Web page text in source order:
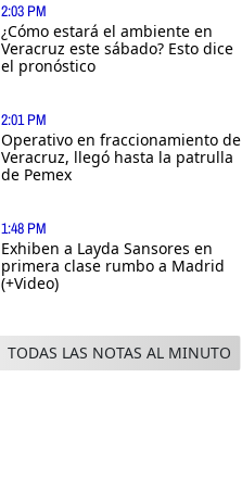
2:03 PM
¿Cómo estará el ambiente en
Veracruz este sábado? Esto dice
el pronóstico
2:01 PM
Operativo en fraccionamiento de
Veracruz, llegó hasta la patrulla
de Pemex
1:48 PM
Exhiben a Layda Sansores en
primera clase rumbo a Madrid
(+Video)
TODAS LAS NOTAS AL MINUTO